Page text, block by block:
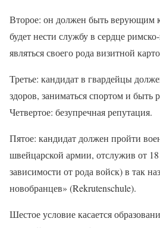
Второе: он должен быть верующим
будет нести службу в сердце
являться своего рода визитной
Третье: кандидат в гвардейцы
здоров, заниматься спортом и быть
Четвертое: безупречная репутация.
Пятое: кандидат должен пройти
швейцарской армии, отслужив от
зависимости от рода войск) в так
новобранцев» (Rekrutenschule).
Шестое условие касается